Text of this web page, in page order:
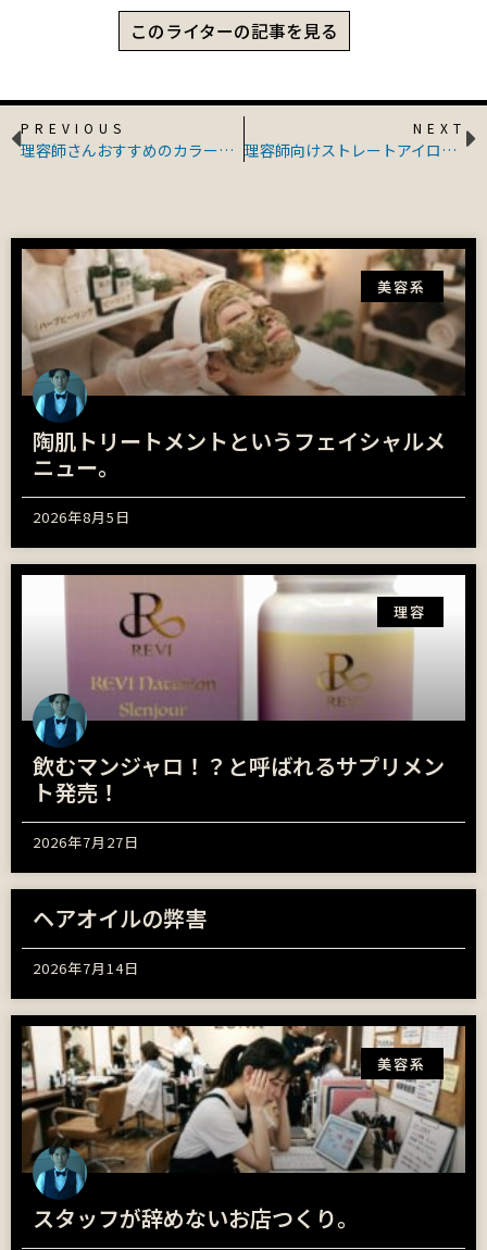
このライターの記事を見る
PREVIOUS
理容師さんおすすめのカラーワックス 鬼滅の刃カラーワックスがすごい！
NEXT
理容師向けストレートアイロン プレート幅が狭い！短い毛も挟める！
美容系
陶肌トリートメントというフェイシャルメ
ニュー。
2026年8月5日
理容
飲むマンジャロ！？と呼ばれるサプリメン
ト発売！
2026年7月27日
ヘアオイルの弊害
2026年7月14日
美容系
スタッフが辞めないお店つくり。